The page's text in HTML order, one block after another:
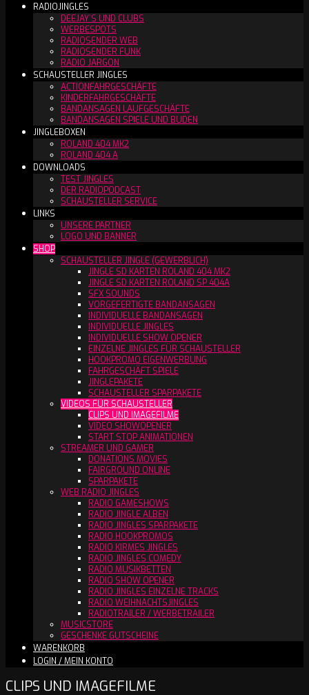
RADIOJINGLES
DEEJAY´S UND CLUBS
WERBESPOTS
RADIOSENDER WEB
RADIOSENDER FUNK
RADIO JARGON
SCHAUSTELLER JINGLES
ACTIONFAHRGESCHÄFTE
KINDERFAHRGESCHÄFTE
BANDANSAGEN LAUFGESCHÄFTE
BANDANSAGEN SPIELE UND BUDEN
JINGLEBOXEN
ROLAND 404 MK2
ROLAND 404 A
DOWNLOADS
TEST JINGLES
DER RADIOPODCAST
SCHAUSTELLER SERVICE
LINKS
UNSERE PARTNER
LOGO UND BANNER
SHOP
SCHAUSTELLER JINGLE (GEWERBLICH)
JINGLE SD KARTEN ROLAND 404 MK2
JINGLE SD KARTEN ROLAND SP 404A
SFX SOUNDS
VORGEFERTIGTE BANDANSAGEN
INDIVIDUELLE BANDANSAGEN
INDIVIDUELLE JINGLES
INDIVIDUELLE SHOW OPENER
EINZELNE JINGLES FÜR SCHAUSTELLER
HOOKPROMO EIGENWERBUNG
FAHRGESCHÄFT SPIELE
JINGLEPAKETE
SCHAUSTELLER SPARPAKETE
VIDEOS FÜR SCHAUSTELLER
CLIPS UND IMAGEFILME
VIDEO SHOWOPENER
START STOP ANIMATIONEN
STREAMER UND GAMER
DONATIONS MOVIES
FAIRGROUND ONLINE
SPARPAKETE
WEB RADIO JINGLES
RADIO GAMESHOWS
RADIO JINGLE ALBEN
RADIO JINGLES SPARPAKETE
RADIO HOOKPROMOS
RADIO KIRMES JINGLES
RADIO JINGLES COMEDY
RADIO MUSIKBETTEN
RADIO SHOW OPENER
RADIO JINGLES EINZELNE TRACKS
RADIO WEIHNACHTSJINGLES
RADIOTRAILER / WERBETRAILER
MUSICSTORE
GESCHENKE GUTSCHEINE
WARENKORB
LOGIN / MEIN KONTO
CLIPS UND IMAGEFILME